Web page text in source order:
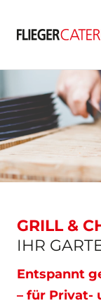
Inhalt
GRILL &
IHR
Entspannt
– für Privat-